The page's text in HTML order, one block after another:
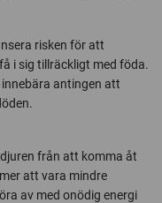
risken för att
i sig tillräckligt med föda.
antingen att
från att komma åt
att vara mindre
av med onödig energi